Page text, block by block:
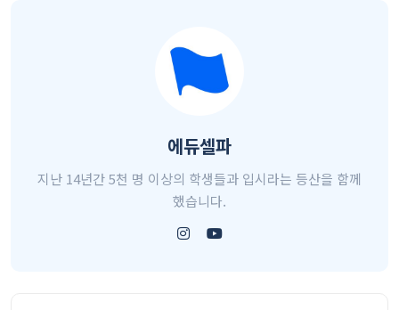
에듀셀파
지난 14년간 5천 명 이상의 학생들과 입시라는 등산을 함께
했습니다.